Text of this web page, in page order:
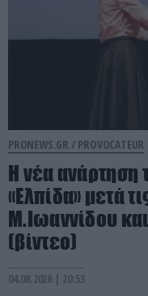
PRONEWS.GR / PROVOCATEUR
Η νέα ανάρτηση
«Ελπίδα» μετά
Μ.Ιωαννίδου
(βίντεο)
04.08.2026 | 20:53